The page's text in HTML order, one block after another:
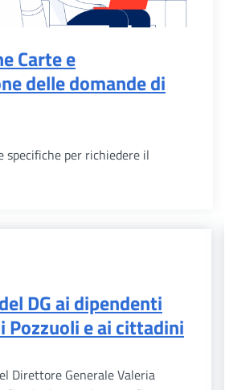
Carte e
delle domande di
specifiche per richiedere il
DG ai dipendenti
Pozzuoli e ai cittadini
Direttore Generale Valeria